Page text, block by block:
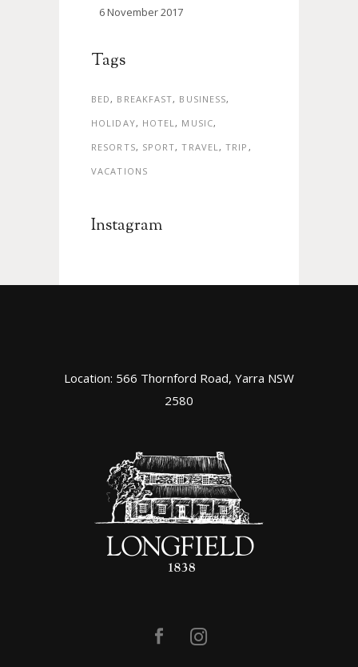
6 November 2017
Tags
BED BREAKFAST BUSINESS
HOLIDAY
HOTEL MUSIC
RESORTS
SPORT TRAVEL TRIP
VACATIONS
Instagram
Location: 566 Thornford Road, Yarra NSW
2580